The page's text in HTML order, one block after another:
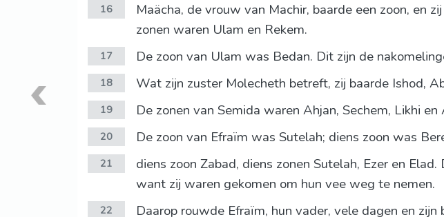
16
Maächa, de vrouw van Machir, baarde een zoon, en
zonen waren Ulam en Rekem.
17 De zoon van Ulam was Bedan. Dit zijn de
18 Wat zijn zuster Molecheth betreft, zij baarde Ishod,
19 De zonen van Semida waren Ahjan, Sechem, Likhi en
20 De zoon van Efraïm was Sutelah; diens zoon was
21
diens zoon Zabad, diens zonen Sutelah, Ezer en
want zij waren gekomen om hun vee weg te nemen.
22 Daarop rouwde Efraïm, hun vader, vele dagen en